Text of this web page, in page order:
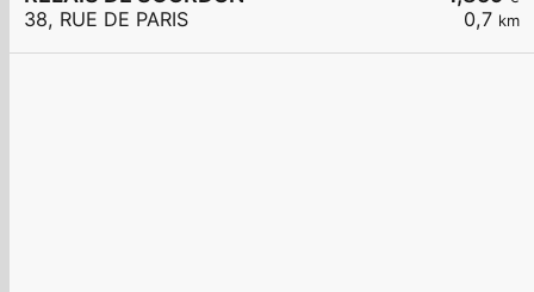
0,7 km
38, RUE DE PARIS